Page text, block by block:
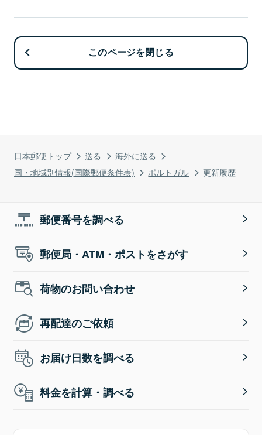
日本郵便トップ 送る
海外に送る
国・地域別情報(国際郵便条件表)
ポルトガル 更新履歴
このページを閉じる
郵便番号を調べる
郵便局・ATM・ポストをさがす
荷物のお問い合わせ
再配達のご依頼
お届け日数を調べる
料金を計算・調べる